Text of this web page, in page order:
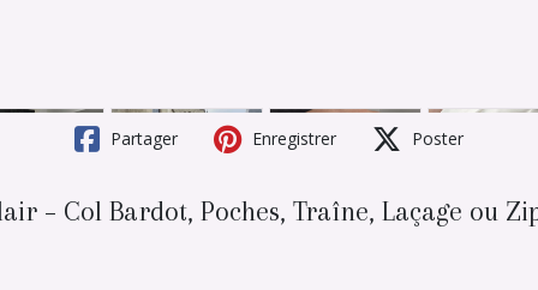
Partager Enregistrer Poster
– Col Bardot, Poches, Traîne, Laçage ou